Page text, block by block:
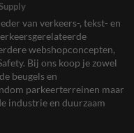
van verkeers-, tekst- en
webshopconcepten,
Bij ons koop je zowel
beugels en
parkeerterreinen maar
industrie en duurzaam